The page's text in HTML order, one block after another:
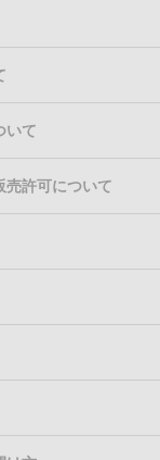
いて
売許可について